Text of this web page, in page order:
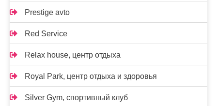
Prestige avto
Red Service
Relax house, центр отдыха
Royal Park, центр отдыха и здоровья
Silver Gym, спортивный клуб